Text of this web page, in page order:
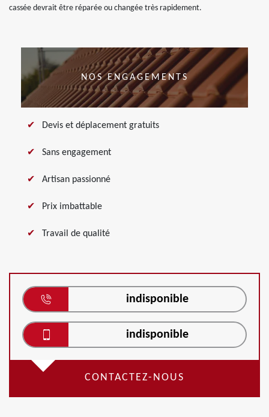
cassée devrait être réparée ou changée très rapidement.
NOS ENGAGEMENTS
Devis et déplacement gratuits
Sans engagement
Artisan passionné
Prix imbattable
Travail de qualité
indisponible
indisponible
CONTACTEZ-NOUS